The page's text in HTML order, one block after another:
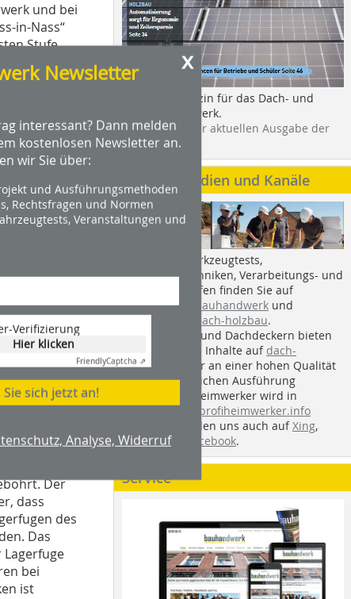
und bei
in-Nass“
Stufe
Dadurch
der
Untergrund
die
von 10
auf den
mit
Der
dass
des
Das
bei
ist
x
Newsletter
interessant? Dann melden
kostenlosen Newsletter an.
wir Sie über:
und Ausführungsmethoden
Rechtsfragen und Normen
Veranstaltungen und
Verifizierung
Hier klicken
FriendlyCaptcha ⇗
sich jetzt an!
Analyse, Widerruf
Das Profimagazin für das Dach- und
Holzbauhandwerk.
Hier geht es zur aktuellen Ausgabe der
dach+holzbau.
Weitere Medien und Kanäle
Videos von Werkzeugtests,
Handwerkstechniken, Verarbeitungs- und
Montageabläufen finden Sie auf
youtube.com/bauhandwerk und
youtube.com/dach-holzbau.
Zimmerleuten und Dachdeckern bieten
wir spannende Inhalte auf dach-
holzbau.de
, der an einer hohen Qualität
der handwerklichen Ausführung
interessierte Heimwerker wird in
unserem Blog
profiheimwerker.info
fündig. Sie finden uns auch aufXing,
Twitterund Facebook.
Service